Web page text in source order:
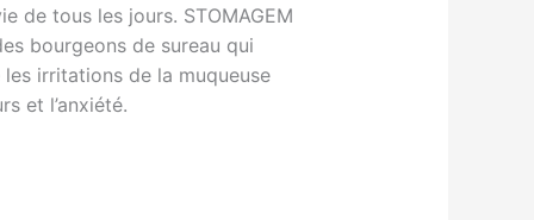
de tous les jours. STOMAGEM
bourgeons de sureau qui
irritations de la muqueuse
et l’anxiété.